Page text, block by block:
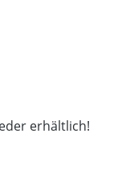
erhältlich!